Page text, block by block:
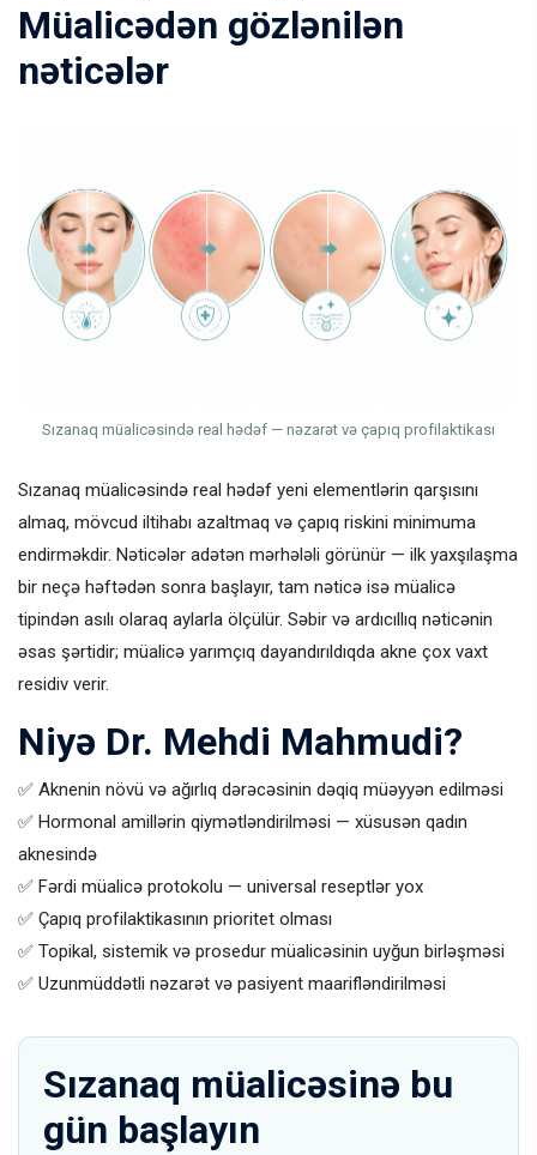
Müalicədən gözlənilən
nəticələr
Sızanaq müalicəsində real hədəf — nəzarət və çapıq profilaktikası
Sızanaq müalicəsində real hədəf yeni elementlərin qarşısını
almaq, mövcud iltihabı azaltmaq və çapıq riskini minimuma
endirməkdir. Nəticələr adətən mərhələli görünür — ilk yaxşılaşma
bir neçə həftədən sonra başlayır, tam nəticə isə müalicə
tipindən asılı olaraq aylarla ölçülür. Səbir və ardıcıllıq nəticənin
əsas şərtidir; müalicə yarımçıq dayandırıldıqda akne çox vaxt
residiv verir.
Niyə Dr. Mehdi Mahmudi?
✅ Aknenin növü və ağırlıq dərəcəsinin dəqiq müəyyən edilməsi
✅ Hormonal amillərin qiymətləndirilməsi — xüsusən qadın
aknesində
✅ Fərdi müalicə protokolu — universal reseptlər yox
✅ Çapıq profilaktikasının prioritet olması
✅ Topikal, sistemik və prosedur müalicəsinin uyğun birləşməsi
✅ Uzunmüddətli nəzarət və pasiyent maarifləndirilməsi
Sızanaq müalicəsinə bu
gün başlayın